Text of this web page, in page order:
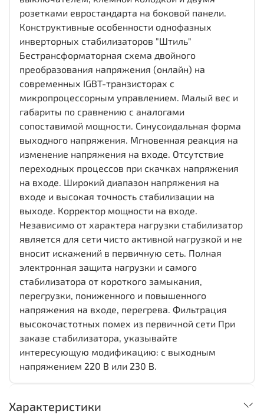
розетками евростандарта на боковой панели.
Конструктивные особенности однофазных
инверторных стабилизаторов "Штиль"
Бестрансформаторная схема двойного
преобразования напряжения (онлайн) на
современных IGBT-транзисторах с
микропроцессорным управлением. Малый вес и
габариты по сравнению с аналогами
сопоставимой мощности. Синусоидальная форма
выходного напряжения. Мгновенная реакция на
изменение напряжения на входе. Отсутствие
переходных процессов при скачках напряжения
на входе. Широкий диапазон напряжения на
входе и высокая точность стабилизации на
выходе. Корректор мощности на входе.
Независимо от характера нагрузки стабилизатор
является для сети чисто активной нагрузкой и не
вносит искажений в первичную сеть. Полная
электронная защита нагрузки и самого
стабилизатора от короткого замыкания,
перегрузки, пониженного и повышенного
напряжения на входе, перегрева. Фильтрация
высокочастотных помех из первичной сети При
заказе стабилизатора, указывайте
интересующую модификацию: с выходным
напряжением 220 В или 230 В.
Характеристики